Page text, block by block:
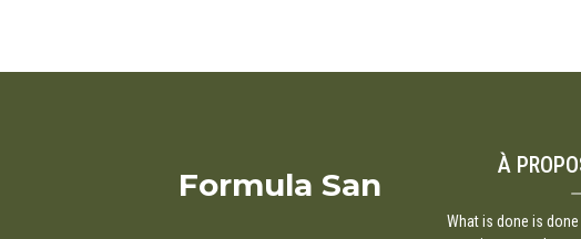
Formula San
À
What is done is